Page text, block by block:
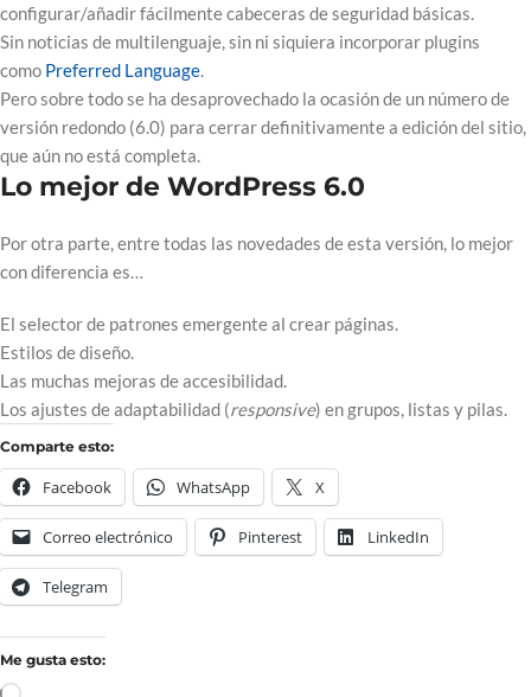
configurar/añadir fácilmente cabeceras de seguridad básicas.
Sin noticias de multilenguaje, sin ni siquiera incorporar plugins
como Preferred Language.
Pero sobre todo se ha desaprovechado la ocasión de un número de
versión redondo (6.0) para cerrar definitivamente a edición del sitio,
que aún no está completa.
Lo mejor de WordPress 6.0
Por otra parte, entre todas las novedades de esta versión, lo mejor
con diferencia es…
El selector de patrones emergente al crear páginas.
Estilos de diseño.
Las muchas mejoras de accesibilidad.
Los ajustes de adaptabilidad (responsive) en grupos, listas y pilas.
Comparte esto:
Facebook WhatsApp X
Correo electrónico Pinterest LinkedIn
Telegram
Me gusta esto: